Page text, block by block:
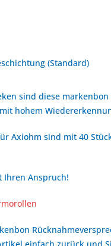
(Standard)
sind diese
hohem
Axiohm sind mit 40
Ihren Anspruch!